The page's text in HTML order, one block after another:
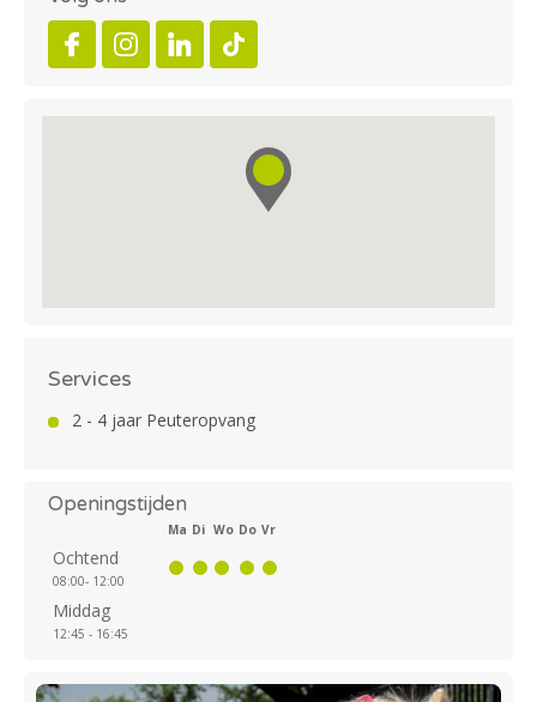
Services
2 - 4 jaar Peuteropvang
Openingstijden
Ma Di Wo Do Vr
Ochtend
08:00- 12:00
Middag
12:45 - 16:45